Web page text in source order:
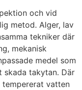
och vid
metod. Alger, lav
tekniker där
mekanisk
medel som
skada takytan. Där
vatten